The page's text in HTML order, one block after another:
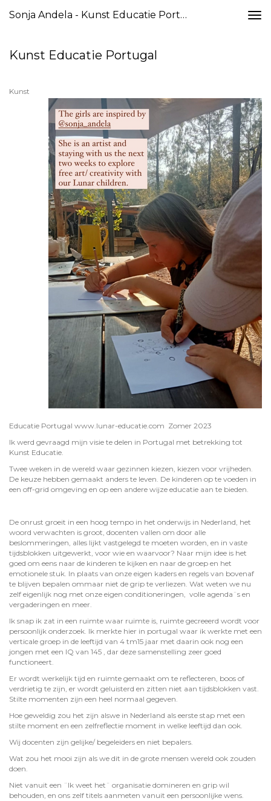
Sonja Andela - Kunst Educatie Portugal
Kunst Educatie Portugal
Kunst
Educatie Portugal www.lunar-educatie.com Zomer 2023
Ik werd gevraagd mijn visie te delen in Portugal met betrekking tot
Kunst Educatie.
Twee weken in de wereld waar gezinnen kiezen, kiezen voor vrijheden.
De keuze hebben gemaakt anders te leven. De kinderen op te voeden in
een off-grid omgeving en op een andere wijze educatie aan te bieden.
De onrust groeit in een hoog tempo in het onderwijs in Nederland, het
woord verwachten is groot, docenten vallen om door alle
beslommeringen, alles lijkt vastgelegd te moeten worden, en in vaste
tijdsblokken uitgewerkt, voor wie en waarvoor? Naar mijn idee is het
goed om eens naar de kinderen te kijken en naar de groep en het
emotionele stuk. In plaats van onze eigen kaders en regels van bovenaf
te blijven bepalen ommaar niet de grip te verliezen. Wat weten we nu
zelf eigenlijk nog met onze eigen conditioneringen, volle agenda¨s en
vergaderingen en meer.
Ik snap ik zat in een ruimte waar ruimte is, ruimte gecreeerd wordt voor
persoonlijk onderzoek. Ik merkte hier in portugal waar ik werkte met een
verticale groep in de leeftijd van 4 tm15 jaar met daarin ook nog een
jongen met een IQ van 145 , dar deze samenstelling zeer goed
functioneert.
Er wordt werkelijk tijd en ruimte gemaakt om te reflecteren, boos of
verdrietig te zijn, er wordt geluisterd en zitten niet aan tijdsblokken vast.
Stilte momenten zijn een heel normaal gegeven.
Hoe geweldig zou het zijn alswe in Nederland als eerste stap met een
stilte moment en een zelfreflectie moment in welke leeftijd dan ook.
Wij docenten zijn gelijke/ begeleiders en niet bepalers.
Wat zou het mooi zijn als we dit in de grote mensen wereld ook zouden
doen.
Niet vanuit een ¨Ik weet het¨ organisatie domineren en grip wil
behouden, en ons zelf titels aanmeten vanuit een persoonlijke wens.